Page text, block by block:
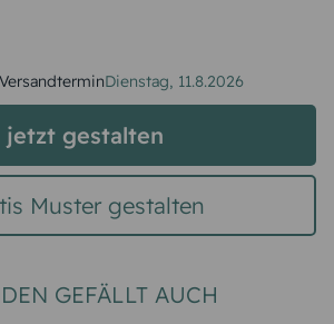
Dienstag, 11.8.2026
jetzt gestalten
Muster gestalten
GEFÄLLT AUCH